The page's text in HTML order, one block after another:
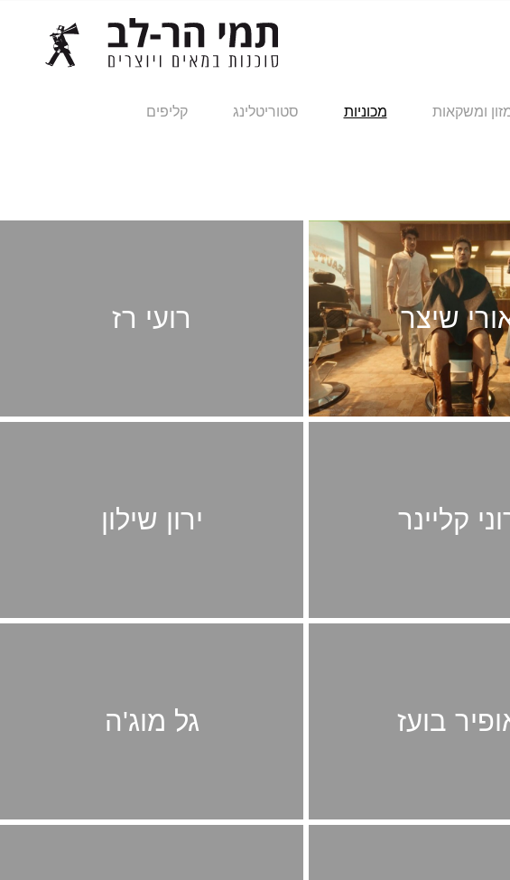
ומשקאות מכוניות סטוריטלינג קליפים
שיצר רועי רז
קליינר ירון שילון
בועז גל מוג'ה